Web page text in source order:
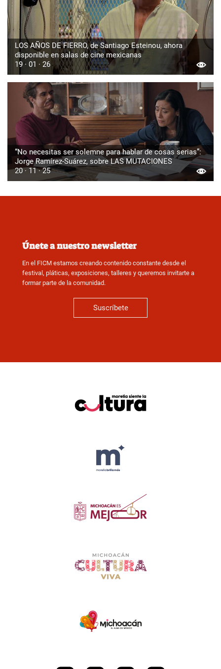
LOS AÑOS DE FIERRO, de Santiago Esteinou, ahora
disponible en salas de cine mexicanas
19 · 01 · 26
“No necesitas ser solemne para hablar de cosas serias”:
Jorge Ramírez-Suárez, sobre LAS MUTACIONES
20 · 11 · 25
Únete a nuestro newsletter
En el FICM estamos creando contenido constante desde el
festival, pláticas, exposiciones, talleres y queremos invitarte a
formar parte de la comunidad.
Suscríbete